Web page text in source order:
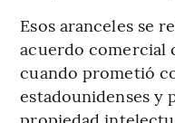
Esos aranceles se
acuerdo comercial
cuando prometió
estadounidenses y